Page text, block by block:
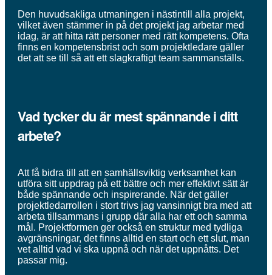
Den huvudsakliga utmaningen i nästintill alla projekt,
vilket även stämmer in på det projekt jag arbetar med
idag, är att hitta rätt personer med rätt kompetens. Ofta
finns en kompetensbrist och som projektledare gäller
det att se till så att ett slagkraftigt team sammanställs.
Vad tycker du är mest spännande i ditt
arbete?
Att få bidra till att en samhällsviktig verksamhet kan
utföra sitt uppdrag på ett bättre och mer effektivt sätt är
både spännande och inspirerande. När det gäller
projektledarrollen i stort trivs jag vansinnigt bra med att
arbeta tillsammans i grupp där alla har ett och samma
mål. Projektformen ger också en struktur med tydliga
avgränsningar, det finns alltid en start och ett slut, man
vet alltid vad vi ska uppnå och när det uppnåtts. Det
passar mig.